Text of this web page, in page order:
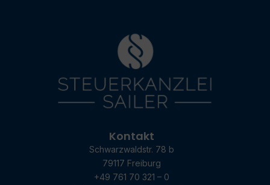
Kontakt
Schwarzwaldstr. 78 b
79117 Freiburg
+49 761 70 321 – 0